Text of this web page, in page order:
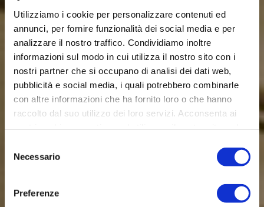
Utilizziamo i cookie per personalizzare contenuti ed
annunci, per fornire funzionalità dei social media e per
analizzare il nostro traffico. Condividiamo inoltre
informazioni sul modo in cui utilizza il nostro sito con i
nostri partner che si occupano di analisi dei dati web,
pubblicità e social media, i quali potrebbero combinarle
con altre informazioni che ha fornito loro o che hanno
raccolto dal suo utilizzo dei loro servizi. Acconsenta ai
delNecessario
Preferenze